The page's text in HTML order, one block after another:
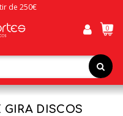
de 250€
0
GIRA DISCOS